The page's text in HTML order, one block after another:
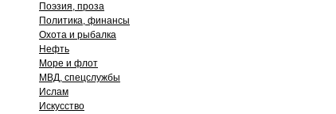
Поэзия, проза
Политика, финансы
Охота и рыбалка
Нефть
Море и флот
МВД, спецслужбы
Ислам
Искусство